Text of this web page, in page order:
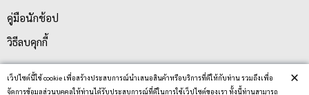
เว็ปไซต์นี้ใช้ cookie เพื่อสร้างประสบการณ์นำเสนอสินค้าหรือบริการที่ดีให้กับท่าน รวมถึงเพื่อ
จัดการข้อมูลส่วนบุคคลให้ท่านได้รับประสบการณ์ที่ดีในการใช้เว็ปไซต์ของเรา ทั้งนี้ท่านสามารถ
×
คู่มือนักช้อป
วิธีลบคุกกี้
สมัครรับข่าวสาร